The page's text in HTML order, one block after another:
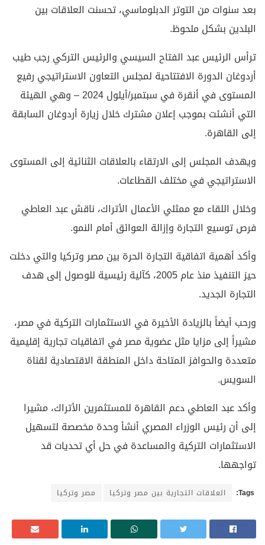
بعد سنوات من التوتر الدبلوماسي، تحسنت العلاقات بين
البلدين بشكل ملحوظ.
ترأس الرئيس عبد الفتاح السيسي والرئيس التركي رجب طيب
أردوغان الدورة الافتتاحية لمجلس التعاون الاستراتيجي رفيع
المستوى في أنقرة في سبتمبر/أيلول 2024 – وهي الهيئة
التي أنشئت بموجب إعلان مشترك خلال زيارة أردوغان السابقة
إلى القاهرة.
ويهدف المجلس إلى الارتقاء بالعلاقات الثنائية إلى المستوى
الاستراتيجي في مختلف القطاعات.
وخلال اللقاء مع ممثلي الأعمال الأتراك، ناقش عبد العاطي
فرص توسيع التجارة وإزالة العوائق أمام النمو.
وأكد أهمية اتفاقية التجارة الحرة بين مصر وتركيا والتي دخلت
حيز التنفيذ منذ عام 2005، كآلية رئيسية للوصول إلى هدف
التجارة الجديد.
ورحب أيضاً بالزيادة الأخيرة في الاستثمارات التركية في مصر،
مشيراً إلى مزايا مثل عضوية مصر في اتفاقيات تجارية إقليمية
متعددة والحوافز المتاحة داخل المنطقة الاقتصادية لقناة
السويس.
وأكد عبد العاطي دعم القاهرة للمستثمرين الأتراك، مشيرا
إلى أن رئيس الوزراء المصري أنشأ وحدة مخصصة لتسهيل
الاستثمارات التركية والمساعدة في حل أي تحديات قد
تواجهها.
Tags: العلاقات التجارية بين مصر وتركيا مصر وتركيا